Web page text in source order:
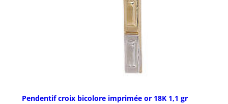
Pendentif croix bicolore imprimée or 18K 1,1 gr